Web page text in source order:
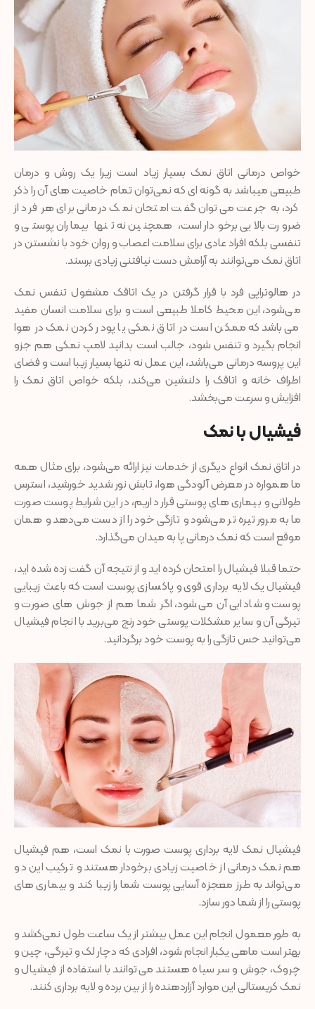
خواص درمانی اتاق نمک بسیار زیاد است زیرا یک روش و درمان
طبیعی میباشد به گونه ای که نمی‌توان تمام خاصیت های آن را ذکر
کرد، به جرعت می‌توان گفت امتحان نمک درمانی برای هر فرد از
ضرورت بالایی برخودار است، همچنین نه تنها بیماران پوستی و
تنفسی بلکه افراد عادی برای سلامت اعصاب و روان خود با نشستن در
اتاق نمک می‌توانند به آرامش دست نیافتنی زیادی برسند.
در هالوتراپی فرد با قرار گرفتن در یک اتاقک مشغول تنفس نمک
می‌شود، این محیط کاملا طبیعی است و برای سلامت انسان مفید
می‌باشد که ممکن است در اتاق نمکی یا پودر کردن نمک در هوا
انجام بگیرد و تنفس شود، جالب است بدانید لامپ نمکی هم جزو
این پروسه درمانی می‌باشد، این عمل نه تنها بسیار زیبا است و فضای
اطراف خانه و اتاقک را دلنشین می‌کند، بلکه خواص اتاق نمک را
افزایش و سرعت می‌بخشد.
فیشیال با نمک
در اتاق نمک انواع دیگری از خدمات نیز ارائه می‌شود، برای مثال همه
ما همواره در معرض آلودگی هوا، تابش نور شدید خورشید، استرس
طولانی و بیماری های پوستی قرار داریم، در این شرایط پوست صورت
ما به مرور تیره تر می‌شود و تازگی خود را از دست می‌دهد و همان
موقع است که نمک درمانی پا به میدان می‌گذارد.
حتما قبلا فیشیال را امتحان کرده اید و از نتیجه آن ‌گفت زده شده اید،
فیشیال یک لایه برداری قوی و پاکسازی پوست است که باعث زیبایی
پوست و شادابی آن می‌شود، اگر شما هم از جوش های صورت و
تیرگی آن و سایر مشکلات پوستی خود رنج می‌برید با انجام فیشیال
می‌توانید حس تازگی را به پوست خود برگردانید.
فیشیال نمک لایه برداری پوست صورت با نمک است، هم فیشیال
هم نمک درمانی از خاصیت زیادی برخودار هستند و ترکیب این دو
می‌تواند به طرز معجزه آسایی پوست شما را زیبا کند و بیماری های
پوستی را از شما دور سازد.
به طور معمول انجام این عمل بیشتر از یک ساعت طول نمی‌کشد و
بهتر است ماهی یکبار انجام شود، افرادی که دچار لک و تیرگی، چین و
چروک، جوش و سر سیاه هستند می‌توانند با استفاده از فیشیال و
نمک کریستالی این موارد آزاردهنده را از بین برده و لایه برداری کنند.